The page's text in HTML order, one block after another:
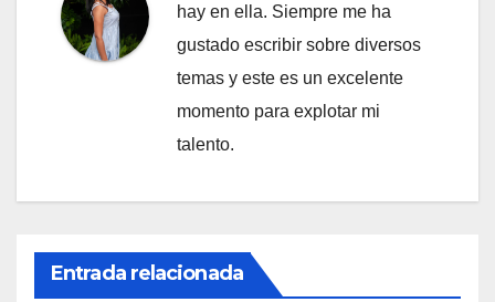
hay en ella. Siempre me ha
gustado escribir sobre diversos
temas y este es un excelente
momento para explotar mi
talento.
Entrada relacionada